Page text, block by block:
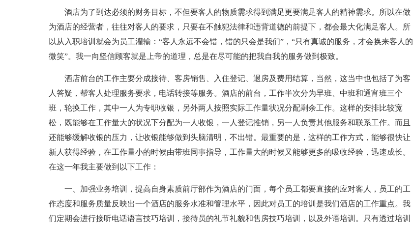
酒店为了到达必须的财务目标，不但要客人的物质需求得到满足更要满足客人的精神需求。所以在做
为酒店的经营者，往往对客人的要求，只要在不触犯法律和违背道德的前提下，都会最大化满足客人。所
以从入职培训就会为员工灌输：“客人永远不会错，错的只会是我们”，“只有真诚的服务，才会换来客人的
微笑”。我一向坚信顾客就是上帝的道理，总是在尽可能的把我自我的服务做到极致。
酒店前台的工作主要分成接待、客房销售、入住登记、退房及费用结算，当然，这当中也包括了为客
人答疑，帮客人处理服务要求，电话转接等服务。酒店的前台，工作半次分为早班、中班和通宵班三个
班，轮换工作，其中一人为专职收银，另外两人按照实际工作量状况分配剩余工作。这样的安排比较宽
松，既能够在工作量大的状况下分配为一人收银，一人登记推销，另一人负责其他服务和联系工作。而且
还能够缓解收银的压力，让收银能够做到头脑清明，不出错。最重要的是，这样的工作方式，能够很快让
新人获得经验，在工作量小的时候由带班同事指导，工作量大的时候又能够更多的吸收经验，迅速成长。
在这一年我主要做到以下工作：
一、加强业务培训，提高自身素质前厅部作为酒店的门面，每个员工都要直接的应对客人，员工的工
作态度和服务质量反映出一个酒店的服务水准和管理水平，因此对员工的培训是我们酒店的工作重点。我
们定期会进行接听电话语言技巧培训，接待员的礼节礼貌和售房技巧培训，以及外语培训。只有透过培训